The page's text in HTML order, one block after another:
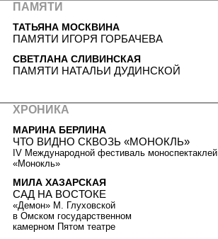
ПАМЯТИ
ТАТЬЯНА МОСКВИНА
ПАМЯТИ ИГОРЯ ГОРБАЧЕВА
СВЕТЛАНА СЛИВИНСКАЯ
ПАМЯТИ НАТАЛЬИ ДУДИНСКОЙ
ХРОНИКА
МАРИНА БЕРЛИНА
ЧТО ВИДНО СКВОЗЬ «МОНОКЛЬ»
IV Международной фестиваль моноспектаклей
«Монокль»
МИЛА ХАЗАРСКАЯ
САД НА ВОСТОКЕ
«Демон» М. Глуховской
в Омском государственном
камерном Пятом театре